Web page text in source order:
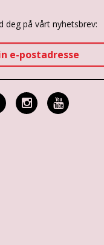
deg på vårt nyhetsbrev: